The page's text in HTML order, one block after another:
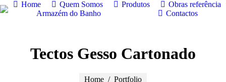
Home Quem Somos Produtos
Obras referência
Armazém do Banho
Contactos
Tectos Gesso Cartonado
Home
Portfolio